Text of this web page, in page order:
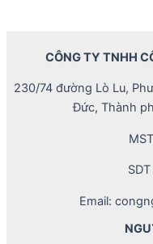
CÔNG TY TNHH
230/74 đường Lò Lu,
Đức, Thành
Email: